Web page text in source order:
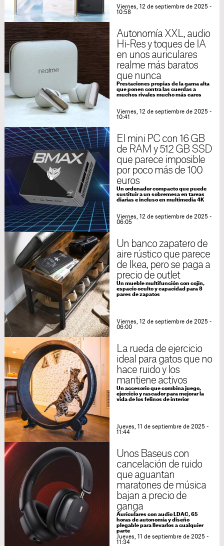
Viernes, 12 de septiembre de 2025 -
10:58
Autonomía XXL, audio
Hi-Res y toques de IA
en unos auriculares
realme más baratos
que nunca
Prestaciones propias de la gama alta
que ponen contra las cuerdas a
muchos rivales mucho más caros
Viernes, 12 de septiembre de 2025 -
10:41
El mini PC con 16 GB
de RAM y 512 GB SSD
que parece imposible
por poco más de 100
euros
Un ordenador compacto que puede
sustituir a un sobremesa en tareas
diarias e incluso en multimedia 4K
Viernes, 12 de septiembre de 2025 -
06:05
Un banco zapatero de
aire rústico que parece
de Ikea, pero se paga a
precio de outlet
Un mueble multifunción con cojín,
espacio oculto y capacidad para 8
pares de zapatos
Viernes, 12 de septiembre de 2025 -
06:00
La rueda de ejercicio
ideal para gatos que no
hace ruido y los
mantiene activos
Un accesorio que combina juego,
ejercicio y rascador para mejorar la
vida de los felinos de interior
Jueves, 11 de septiembre de 2025 -
11:44
Unos Baseus con
cancelación de ruido
que aguantan
maratones de música
bajan a precio de
ganga
Auriculares con audio LDAC, 65
horas de autonomía y diseño
plegable para llevarlos a cualquier
parte
Jueves, 11 de septiembre de 2025 -
11:34